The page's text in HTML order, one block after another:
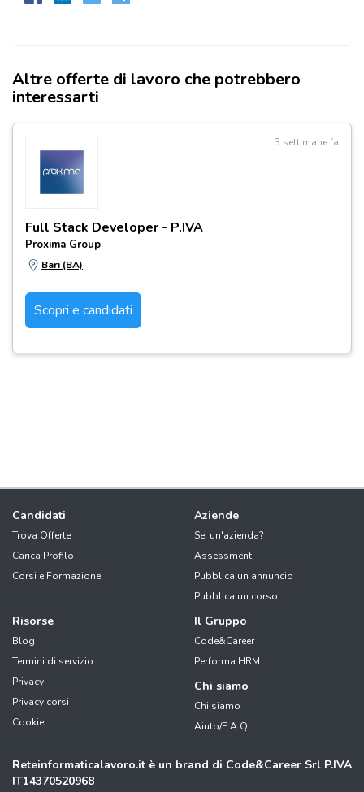
Altre offerte di lavoro che potrebbero
interessarti
3 settimane fa
Full Stack Developer - P.IVA
Proxima Group
Bari (BA)
Scopri e candidati
Candidati
Trova Offerte
Carica Profilo
Corsi e Formazione
Aziende
Sei un'azienda?
Assessment
Pubblica un annuncio
Pubblica un corso
Risorse
Blog
Termini di servizio
Privacy
Privacy corsi
Cookie
Il Gruppo
Code&Career
Performa HRM
Chi siamo
Chi siamo
Aiuto/F.A.Q.
Reteinformaticalavoro.it è un brand di Code&Career Srl P.IVA
IT14370520968